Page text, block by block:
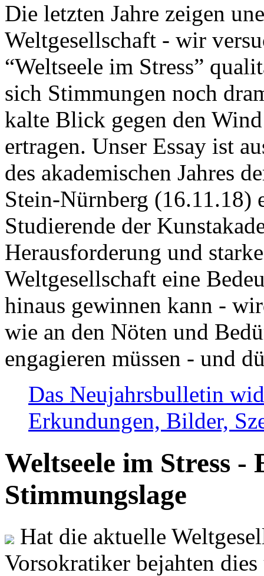
Die letzten Jahre zeigen
Weltgesellschaft - wir
“Weltseele im Stress”
sich Stimmungen noch
kalte Blick gegen den
ertragen. Unser Essay ist
des akademischen Jahres
Stein-Nürnberg (16.11.18)
Studierende der
Herausforderung und
Weltgesellschaft eine
hinaus gewinnen kann -
wie an den Nöten und
engagieren müssen - und
Das Neujahrsbulletin
Erkundungen, Bilder,
Weltseele im Stress -
Stimmungslage
Hat die aktuelle
Vorsokratiker bejahten